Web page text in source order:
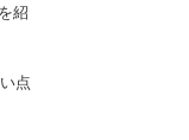
紹
点